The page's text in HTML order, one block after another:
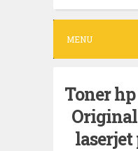
MENU
Toner hp
Original
laserjet